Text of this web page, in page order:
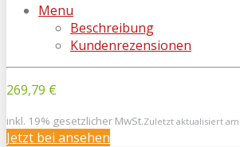
Menu
Beschreibung
Kundenrezensionen
269,79 €
inkl. 19% gesetzlicher MwSt.Zuletzt aktualisiert
Jetzt bei ansehen